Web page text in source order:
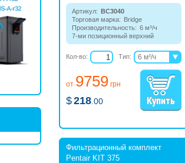
Артикул: BC3040
Торговая марка: Bridge
Производительность: 6 м³/ч
7-ми позиционный верхний
клапан, загрузка песка 45 кг
от 9759 грн
$218 .00
Кол-во: Тип:
6 м³/ч
9,4 м³/ч
13,7 м³/ч
Фильтрационный комплект
Pentair KIT 375